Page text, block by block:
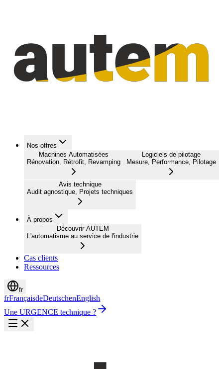
Nos offres
Machines Automatisées
Rénovation, Rétrofit, Revamping
Logiciels de pilotage
Mesure, Performance, Pilotage
Avis technique
Audit agnostique, Projets techniques
À propos
Découvrir AUTEM
L'automatisme au service de l'industrie
Cas clients
Ressources
fr
frFrançaisdeDeutschenEnglish
Une URGENCE technique ?